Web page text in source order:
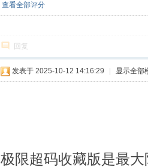
查看全部评分
回复
发表于 2025-10-12 14:16:29 显示全部
极限超码收藏版是最